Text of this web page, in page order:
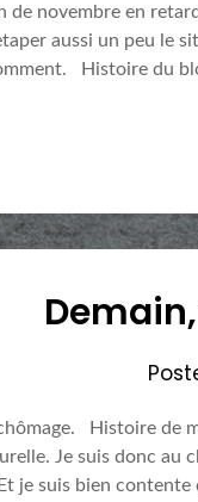
de novembre en
aussi un peu le
Histoire du
Histoire de
Je suis donc au
je suis bien